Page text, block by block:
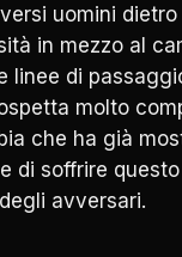
uomini
in mezzo al
linee di
molto
che ha già
di soffrire
avversari.